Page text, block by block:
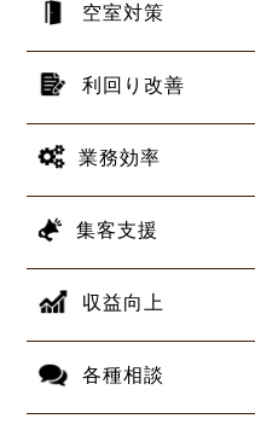
空室対策
利回り改善
業務効率
集客支援
収益向上
各種相談